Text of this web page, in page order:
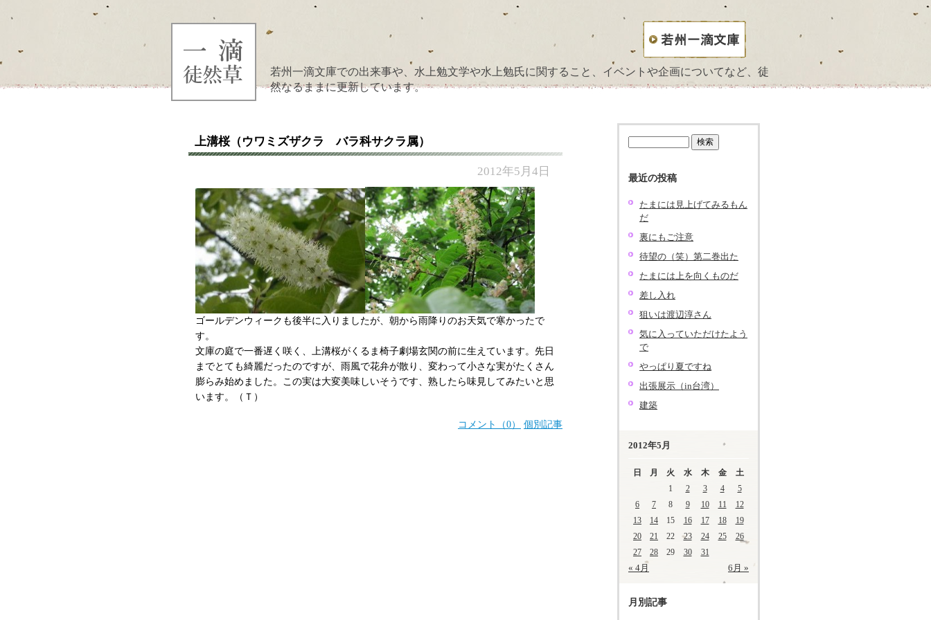
若州一滴文庫での出来事や、水上勉文学や水上勉氏に関すること、イベントや企画についてなど、徒
然なるままに更新しています。
上溝桜（ウワミズザクラ バラ科サクラ属）
2012年5月4日
ゴールデンウィークも後半に入りましたが、朝から雨降りのお天気で寒かったで
す。
文庫の庭で一番遅く咲く、上溝桜がくるま椅子劇場玄関の前に生えています。先日
までとても綺麗だったのですが、雨風で花弁が散り、変わって小さな実がたくさん
膨らみ始めました。この実は大変美味しいそうです、熟したら味見してみたいと思
います。（Ｔ）
コメント（0） 個別記事
最近の投稿
たまには見上げてみるもん
だ
裏にもご注意
待望の（笑）第二巻出た
たまには上を向くものだ
差し入れ
狙いは渡辺淳さん
気に入っていただけたよう
で
やっぱり夏ですね
出張展示（in台湾）
建築
2012年5月
日 月 火 水 木 金
土
1
2 3 4
5
6
7 8 9 10 11
12
13
14 15 16 17 18
19
20
21 22 23 24 25
26
27
28 29 30 31
« 4月 6月 »
月別記事